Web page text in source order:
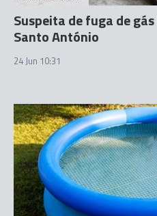
Suspeita de fuga de
Santo António
24 Jun 10:31